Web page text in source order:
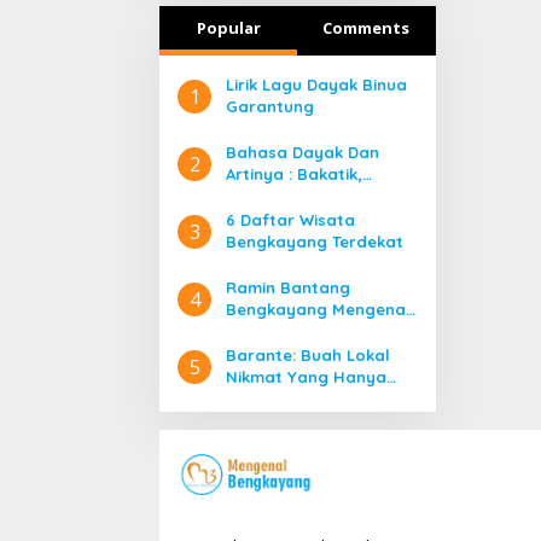
Popular Comments
1
Lirik Lagu Dayak Binua
Garantung
2
Bahasa Dayak Dan
Artinya : Bakatik,
Bidayuh Kata Ganti
Orang
3
6 Daftar Wisata
Bengkayang Terdekat
4
Ramin Bantang
Bengkayang Mengenal
Suku Dayak di
Bengkayang
5
Barante: Buah Lokal
Nikmat Yang Hanya